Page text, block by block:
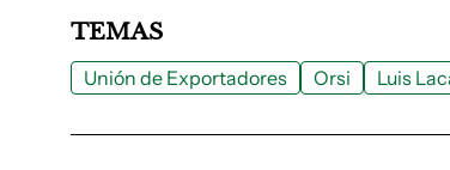
TEMAS
Unión de Exportadores Orsi Luis